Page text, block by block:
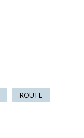
ROUTE